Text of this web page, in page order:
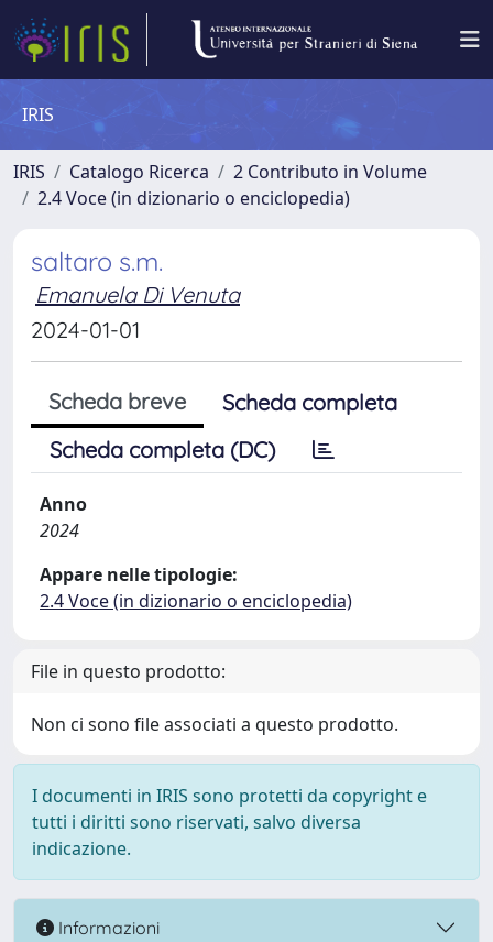
IRIS
IRIS Catalogo Ricerca
2 Contributo in Volume
2.4 Voce (in dizionario o enciclopedia)
saltaro s.m.
Emanuela Di Venuta
2024-01-01
Scheda breve
Scheda completa
Scheda completa (DC)
Anno
2024
Appare nelle tipologie:
2.4 Voce (in dizionario o enciclopedia)
File in questo prodotto:
Non ci sono file associati a questo prodotto.
I documenti in IRIS sono protetti da copyright e
tutti i diritti sono riservati, salvo diversa
indicazione.
Informazioni